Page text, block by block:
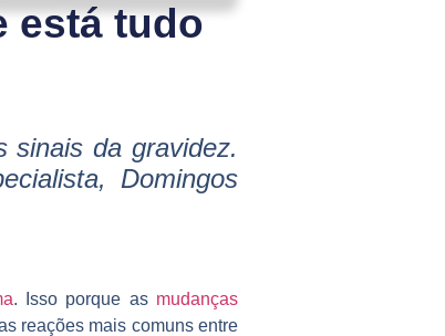
está tudo
da gravidez.
Domingos
. Isso porque as mudanças
reações mais comuns entre